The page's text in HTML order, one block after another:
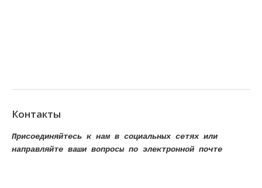
Контакты
Присоединяйтесь к нам в социальных сетях или
направляйте ваши вопросы по электронной почте